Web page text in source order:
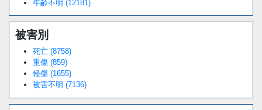
年齢不明 (12181)
被害別
死亡 (8758)
重傷 (859)
軽傷 (1655)
被害不明 (7136)